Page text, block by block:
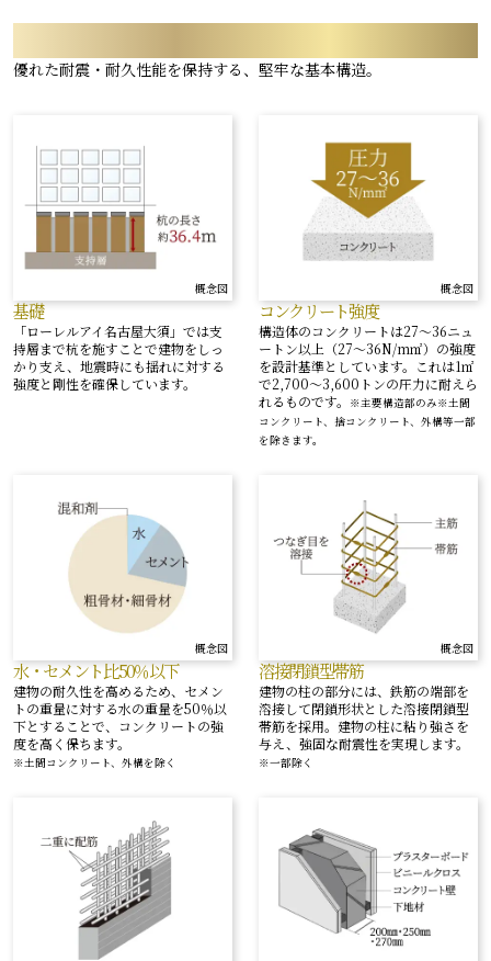
優れた耐震・耐久性能を保持する、堅牢な基本構造。
概念図
基礎
「ローレルアイ名古屋大須」では支
持層まで杭を施すことで建物をしっ
かり支え、地震時にも揺れに対する
強度と剛性を確保しています。
概念図
コンクリート強度
構造体のコンクリートは27〜36ニュ
ートン以上（27〜36N/m㎡）の強度
を設計基準としています。これは1㎡
で2,700〜3,600トンの圧力に耐えら
れるものです。
※主要構造部のみ※土間
コンクリート、捨コンクリート、外構等一部
を除きます。
概念図
水・セメント比50％以下
建物の耐久性を高めるため、セメン
トの重量に対する水の重量を50％以
下とすることで、コンクリートの強
度を高く保ちます。
※土間コンクリート、外構を除く
概念図
溶接閉鎖型帯筋
建物の柱の部分には、鉄筋の端部を
溶接して閉鎖形状とした溶接閉鎖型
帯筋を採用。建物の柱に粘り強さを
与え、強固な耐震性を実現します。
※一部除く